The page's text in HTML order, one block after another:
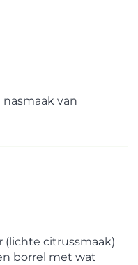
van
(lichte citrussmaak)
borrel met wat